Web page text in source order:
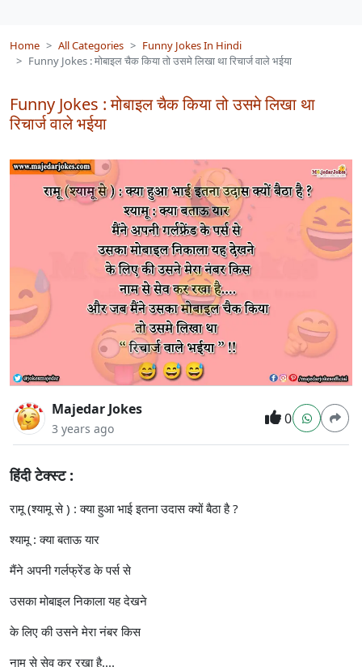
Home All Categories
Funny Jokes In Hindi
Funny Jokes : मोबाइल चैक किया तो उसमे लिखा था रिचार्ज वाले भईया
Funny Jokes : मोबाइल चैक किया तो उसमे लिखा था
रिचार्ज वाले भईया
Majedar Jokes
3 years ago
0
हिंदी टेक्स्ट :
रामू (श्यामू से ) : क्या हुआ भाई इतना उदास क्यों बैठा है ?
श्यामू : क्या बताऊ यार
मैंने अपनी गर्लफ्रेंड के पर्स से
उसका मोबाइल निकाला यह देखने
के लिए की उसने मेरा नंबर किस
नाम से सेव कर रखा है....